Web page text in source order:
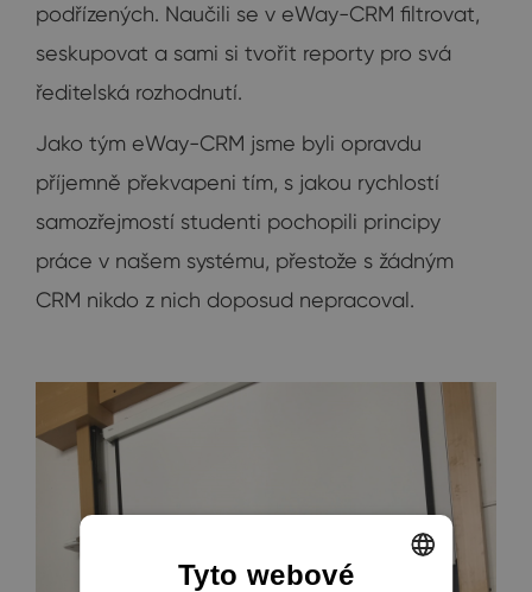
podřízených. Naučili se v eWay-CRM filtrovat,
seskupovat a sami si tvořit reporty pro svá
ředitelská rozhodnutí.
Jako tým eWay-CRM jsme byli opravdu
příjemně překvapeni tím, s jakou rychlostí
samozřejmostí studenti pochopili principy
práce v našem systému, přestože s žádným
CRM nikdo z nich doposud nepracoval.
Tyto webové